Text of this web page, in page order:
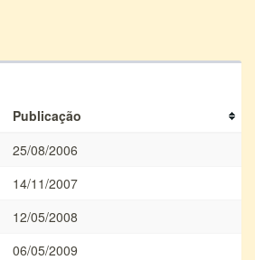
Publicação
25/08/2006
14/11/2007
12/05/2008
06/05/2009